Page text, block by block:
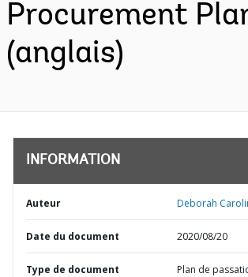
Procurement
(anglais)
INFORMATION
Auteur Deborah
Date du document 2020/08/20
Type de document Plan de